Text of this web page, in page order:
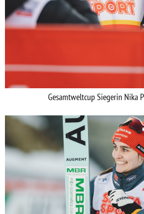
Gesamtweltcup Siegerin Nika